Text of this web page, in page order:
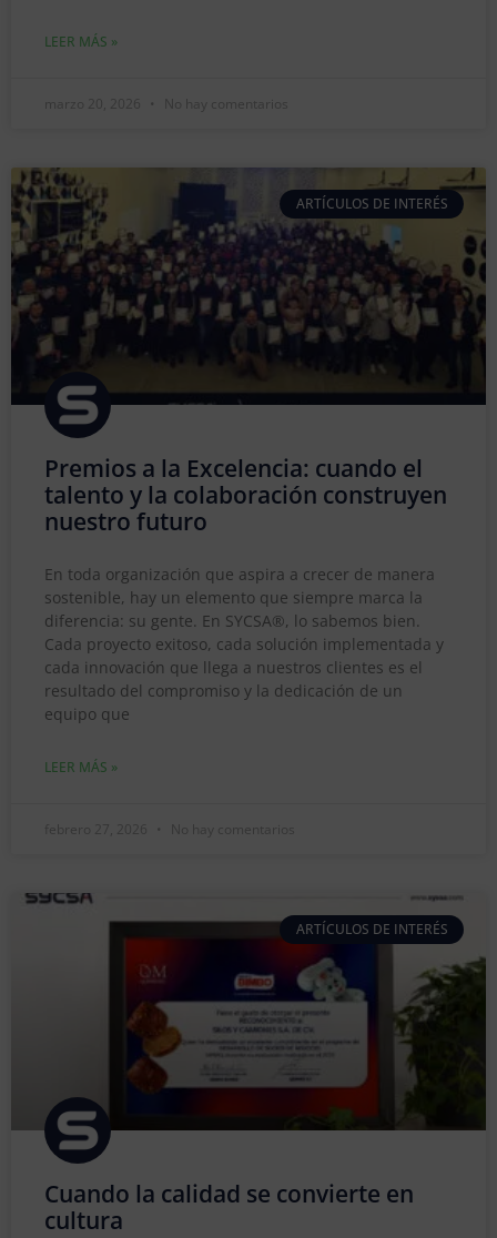
LEER MÁS »
marzo 20, 2026 No hay comentarios
ARTÍCULOS DE INTERÉS
Premios a la Excelencia: cuando el
talento y la colaboración construyen
nuestro futuro
En toda organización que aspira a crecer de manera
sostenible, hay un elemento que siempre marca la
diferencia: su gente. En SYCSA®, lo sabemos bien.
Cada proyecto exitoso, cada solución implementada y
cada innovación que llega a nuestros clientes es el
resultado del compromiso y la dedicación de un
equipo que
LEER MÁS »
febrero 27, 2026 No hay comentarios
ARTÍCULOS DE INTERÉS
Cuando la calidad se convierte en
cultura